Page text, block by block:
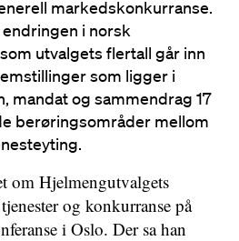
markedskonkurranse.
i norsk
utvalgets flertall går inn
som ligger i
mandat og sammendrag 17
berøringsområder mellom
om Hjelmengutvalgets
og konkurranse på
i Oslo. Der sa han